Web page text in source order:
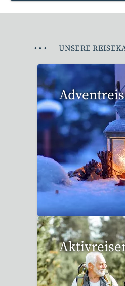
• • • UNSERE
20 Reisen